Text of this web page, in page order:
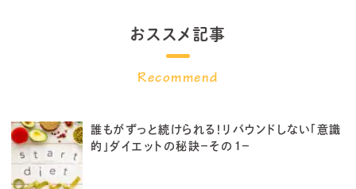
おススメ記事
誰もがずっと続けられる！リバウンドしない「意識
的」ダイエットの秘訣－その１－